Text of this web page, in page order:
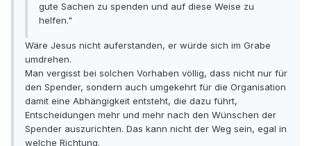
gute Sachen zu spenden und auf diese Weise zu
helfen."
Wäre Jesus nicht auferstanden, er würde sich im Grabe
umdrehen.
Man vergisst bei solchen Vorhaben völlig, dass nicht nur für
den Spender, sondern auch umgekehrt für die Organisation
damit eine Abhängigkeit entsteht, die dazu führt,
Entscheidungen mehr und mehr nach den Wünschen der
Spender auszurichten. Das kann nicht der Weg sein, egal in
welche Richtung.